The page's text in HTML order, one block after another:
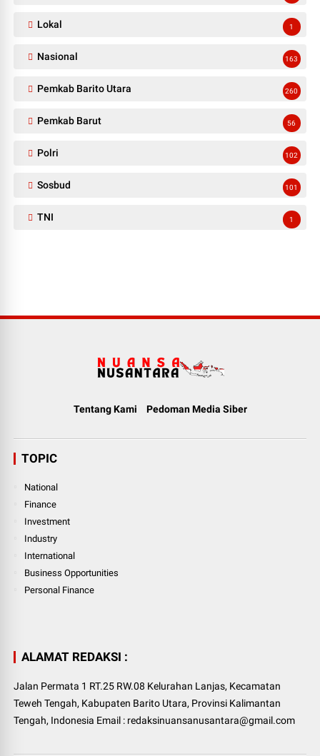
Lokal 1
Nasional 163
Pemkab Barito Utara 260
Pemkab Barut 56
Polri 102
Sosbud 101
TNI 1
Tentang Kami Pedoman Media Siber
TOPIC
National
Finance
Investment
Industry
International
Business Opportunities
Personal Finance
ALAMAT REDAKSI :
Jalan Permata 1 RT.25 RW.08 Kelurahan Lanjas, Kecamatan
Teweh Tengah, Kabupaten Barito Utara, Provinsi Kalimantan
Tengah, Indonesia Email : redaksinuansanusantara@gmail.com